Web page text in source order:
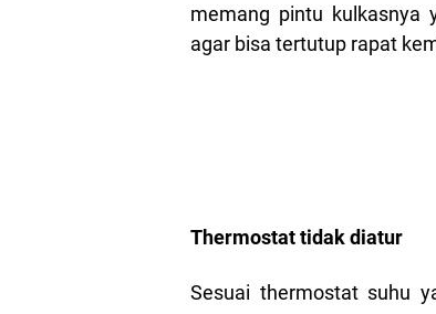
memang pintu kulkasnya
agar bisa tertutup rapat
Thermostat tidak diatur
Sesuai thermostat suhu